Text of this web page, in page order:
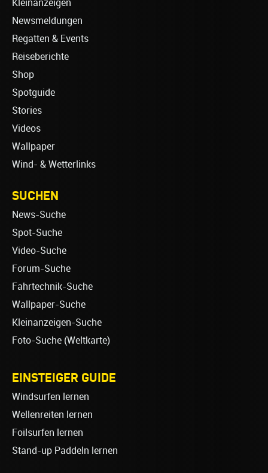
Kleinanzeigen
Newsmeldungen
Regatten & Events
Reiseberichte
Shop
Spotguide
Stories
Videos
Wallpaper
Wind- & Wetterlinks
SUCHEN
News-Suche
Spot-Suche
Video-Suche
Forum-Suche
Fahrtechnik-Suche
Wallpaper-Suche
Kleinanzeigen-Suche
Foto-Suche (Weltkarte)
EINSTEIGER GUIDE
Windsurfen lernen
Wellenreiten lernen
Foilsurfen lernen
Stand-up Paddeln lernen